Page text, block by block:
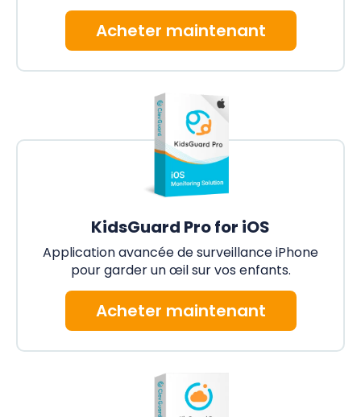
Acheter maintenant
KidsGuard Pro for iOS
Application avancée de surveillance iPhone
pour garder un œil sur vos enfants.
Acheter maintenant